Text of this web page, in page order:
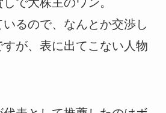
るので、なんとか交渉し
が、表に出てこない人物